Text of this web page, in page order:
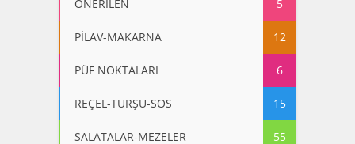
ÖNERİLEN 5
PİLAV-MAKARNA 12
PÜF NOKTALARI 6
REÇEL-TURŞU-SOS 15
SALATALAR-MEZELER 55